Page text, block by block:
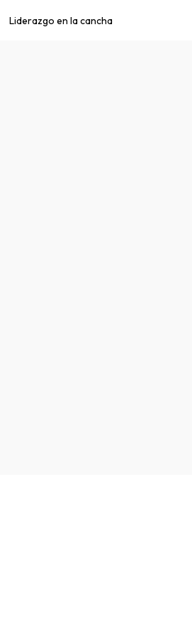
Liderazgo en la cancha